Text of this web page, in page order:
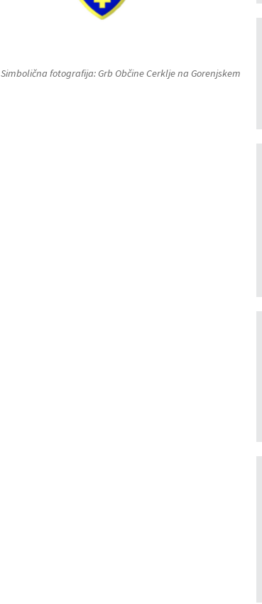
Simbolična fotografija: Grb Občine Cerklje na Gorenjskem